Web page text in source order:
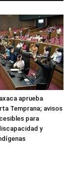
aprueba
Temprana; avisos
para
y